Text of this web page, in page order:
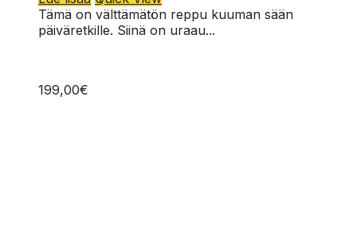
Tämä on välttämätön reppu kuuman sään
päiväretkille. Siinä on uraau...
199,00€